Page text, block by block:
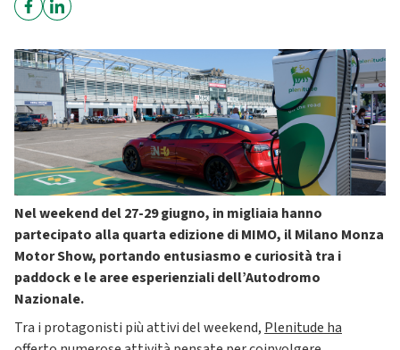
Nel weekend del 27-29 giugno, in migliaia hanno
partecipato alla quarta edizione di MIMO, il Milano Monza
Motor Show, portando entusiasmo e curiosità tra i
paddock e le aree esperienziali dell’Autodromo
Nazionale.
Tra i protagonisti più attivi del weekend, Plenitude ha